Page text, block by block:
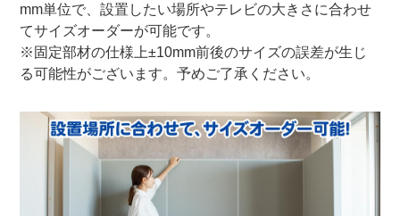
mm単位で、設置したい場所やテレビの大きさに合わせ
てサイズオーダーが可能です。
※固定部材の仕様上±10mm前後のサイズの誤差が生じ
る可能性がございます。予めご了承ください。